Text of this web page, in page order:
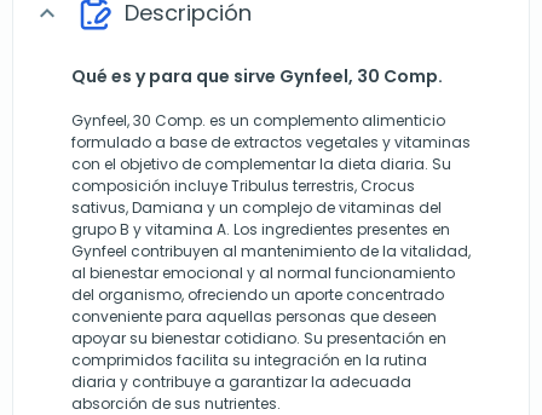
expand_more Descripción
Qué es y para que sirve Gynfeel, 30 Comp.
Gynfeel, 30 Comp. es un complemento alimenticio
formulado a base de extractos vegetales y vitaminas
con el objetivo de complementar la dieta diaria. Su
composición incluye Tribulus terrestris, Crocus
sativus, Damiana y un complejo de vitaminas del
grupo B y vitamina A. Los ingredientes presentes en
Gynfeel contribuyen al mantenimiento de la vitalidad,
al bienestar emocional y al normal funcionamiento
del organismo, ofreciendo un aporte concentrado
conveniente para aquellas personas que deseen
apoyar su bienestar cotidiano. Su presentación en
comprimidos facilita su integración en la rutina
diaria y contribuye a garantizar la adecuada
absorción de sus nutrientes.